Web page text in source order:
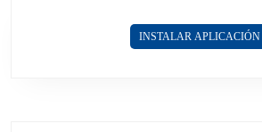
INSTALAR APLICACIÓN